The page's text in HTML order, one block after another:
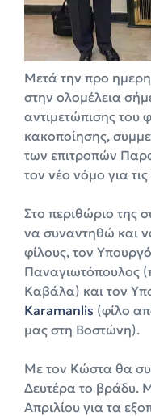
Μετά την προ
στην ολομέλεια
αντιμετώπισης του
κακοποίησης,
των επιτροπών
τον νέο νόμο για
Στο περιθώριο της
να συναντηθώ και
φίλους, τον
Παναγιωτόπουλος
Καβάλα) και τον
Karamanlis (φίλο
μας στη Βοστώνη).
Με τον Κώστα θα
Δευτέρα το βράδυ.
Απριλίου για τα